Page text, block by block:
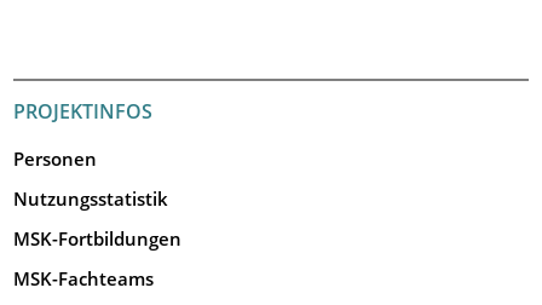
PROJEKTINFOS
Personen
Nutzungsstatistik
MSK-Fortbildungen
MSK-Fachteams